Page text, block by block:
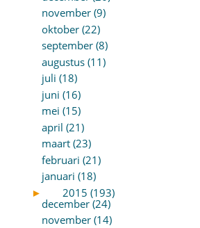
november (9)
oktober (22)
september (8)
augustus (11)
juli (18)
juni (16)
mei (15)
april (21)
maart (23)
februari (21)
januari (18)
►
2015 (193)
december (24)
november (14)